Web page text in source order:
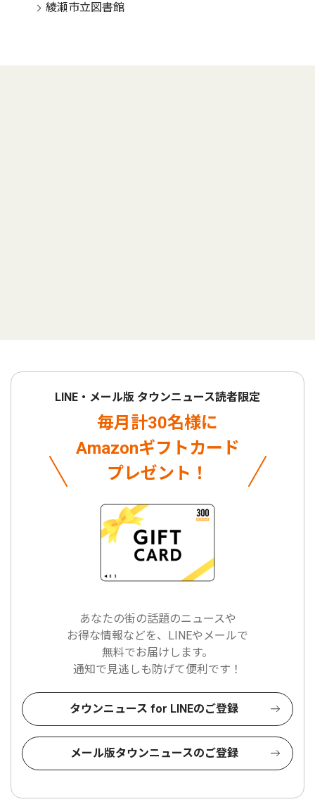
綾瀬市立図書館
LINE・メール版 タウンニュース読者限定
毎月計30名様に
Amazonギフトカード
プレゼント！
あなたの街の話題のニュースや
お得な情報などを、LINEやメールで
無料でお届けします。
通知で見逃しも防げて便利です！
タウンニュース for LINEのご登録
メール版タウンニュースのご登録